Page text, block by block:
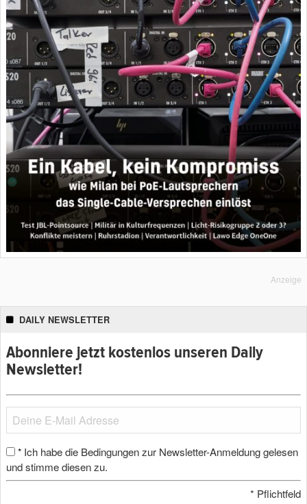
Anzeige
DAILY NEWSLETTER
Abonniere jetzt kostenlos unseren Daily
Newsletter!
* Ich habe die Bedingungen zur Newsletter-Anmeldung gelesen
und stimme diesen zu.
* Pflichtfeld